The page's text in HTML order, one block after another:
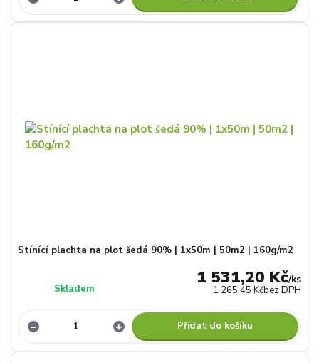
Stínící plachta na plot šedá 90% | 1x50m | 50m2 | 160g/m2
1 531,20 Kč/ks
1 265,45 Kčbez DPH
Skladem
Přidat do košíku